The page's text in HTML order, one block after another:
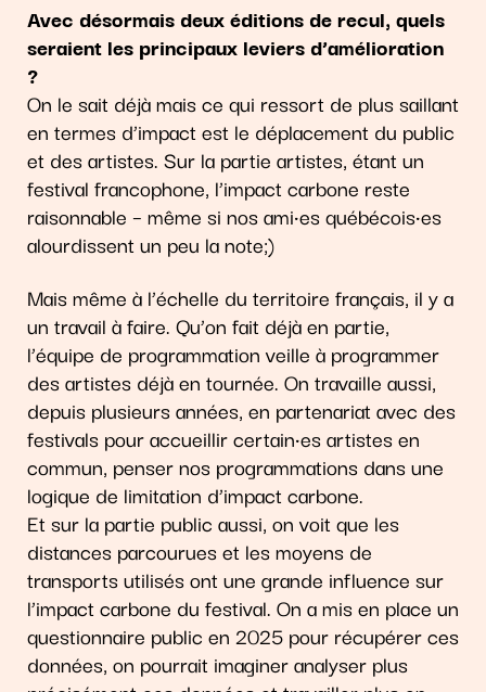
Avec désormais deux éditions de recul, quels
seraient les principaux leviers d’amélioration
?
On le sait déjà mais ce qui ressort de plus saillant
en termes d’impact est le déplacement du public
et des artistes. Sur la partie artistes, étant un
festival francophone, l’impact carbone reste
raisonnable – même si nos ami·es québécois·es
alourdissent un peu la note;)
Mais même à l’échelle du territoire français, il y a
un travail à faire. Qu’on fait déjà en partie,
l’équipe de programmation veille à programmer
des artistes déjà en tournée. On travaille aussi,
depuis plusieurs années, en partenariat avec des
festivals pour accueillir certain·es artistes en
commun, penser nos programmations dans une
logique de limitation d’impact carbone.
Et sur la partie public aussi, on voit que les
distances parcourues et les moyens de
transports utilisés ont une grande influence sur
l’impact carbone du festival. On a mis en place un
questionnaire public en 2025 pour récupérer ces
données, on pourrait imaginer analyser plus